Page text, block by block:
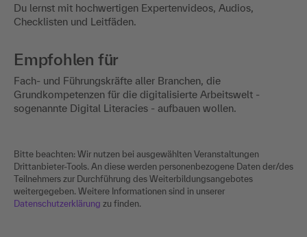
Du lernst mit hochwertigen Expertenvideos, Audios,
Checklisten und Leitfäden.
Empfohlen für
Fach- und Führungskräfte aller Branchen, die
Grundkompetenzen für die digitalisierte Arbeitswelt -
sogenannte Digital Literacies - aufbauen wollen.
Bitte beachten: Wir nutzen bei ausgewählten Veranstaltungen
Drittanbieter-Tools. An diese werden personenbezogene Daten der/des
Teilnehmers zur Durchführung des Weiterbildungsangebotes
weitergegeben. Weitere Informationen sind in unserer
Datenschutzerklärung zu finden.